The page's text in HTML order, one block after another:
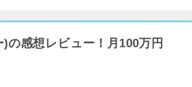
感想レビュー！月100万円